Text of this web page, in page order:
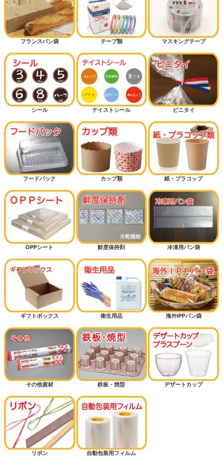
フランスパン袋 テープ類 マスキングテープ
シール テイストシール ビニタイ
フードパック カップ類 紙・プラコップ
OPPシート 鮮度保持剤 冷凍用パン袋
ギフトボックス 衛生用品 海外IPPパン袋
その他資材 鉄板・焼型 デザートカップ
リボン 自動包装用フィルム